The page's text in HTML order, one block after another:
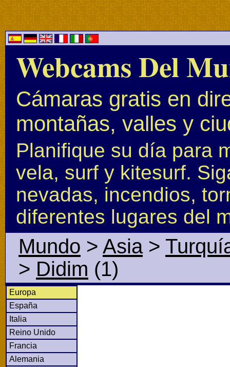
Webcams Del
Cámaras gratis en
montañas, valles y
Planifique su día para
vela, surf y kitesurf.
nevadas, incendios,
diferentes lugares del
Mundo > Asia>
> Didim (1)
Europa
España
Italia
Reino Unido
Francia
Alemania